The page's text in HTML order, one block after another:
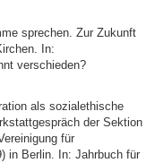
sprechen. Zur Zukunft
In:
verschieden?
als sozialethische
der Sektion
für
in Berlin. In: Jahrbuch für